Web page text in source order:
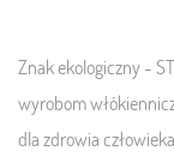
Znak ekologiczny -
wyrobom
dla zdrowia